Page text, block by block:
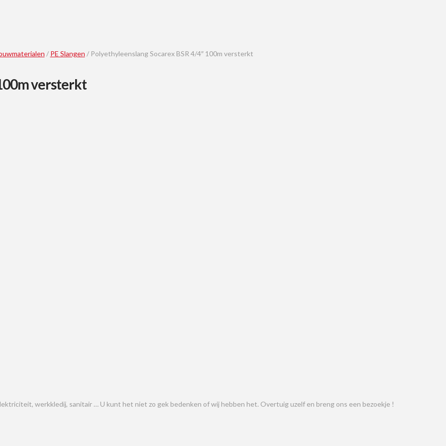
/ PE Slangen / Polyethyleenslang Socarex BSR 4/4″ 100m versterkt
versterkt
werkkledij, sanitair … U kunt het niet zo gek bedenken of wij hebben het. Overtuig uzelf en breng ons een bezoekje !